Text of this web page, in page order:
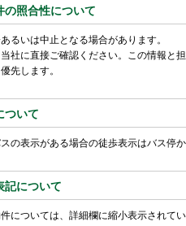
の照合性について
るいは中止となる場合があります。
社に直接ご確認ください。この情報と
先します。
ついて
の表示がある場合の徒歩表示はバス停か
記について
については、詳細欄に縮小表示されてい